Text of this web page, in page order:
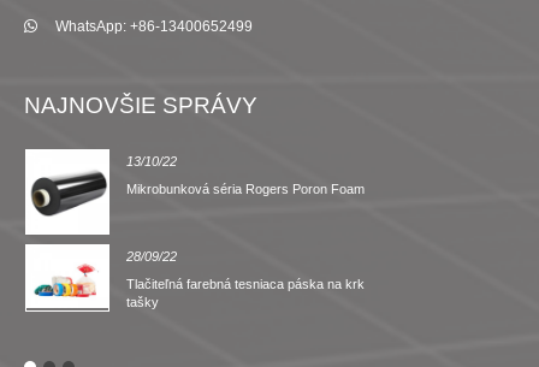
WhatsApp: +86-13400652499
NAJNOVŠIE SPRÁVY
13/10/22
Mikrobunková séria Rogers Poron Foam
28/09/22
Tlačiteľná farebná tesniaca páska na krk
tašky